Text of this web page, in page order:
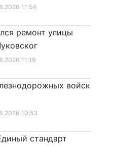
, 10.01.2026 16:46
Закон «О внесении изменения
кодекс
11:54
на поверхность
11:19
ремонт улицы
10:53
войск
стандарт